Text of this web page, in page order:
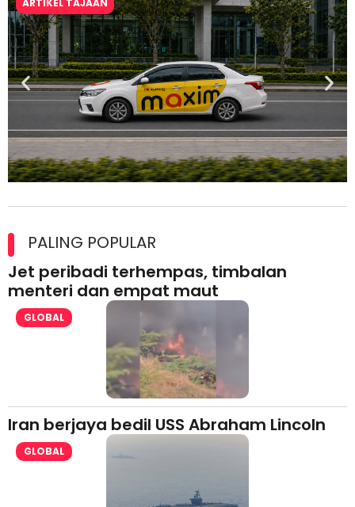
ARTIKEL TAJAAN
lesen separuh pertama 2026
PALING POPULAR
Jet peribadi terhempas, timbalan
menteri dan empat maut
GLOBAL
Iran berjaya bedil USS Abraham Lincoln
GLOBAL